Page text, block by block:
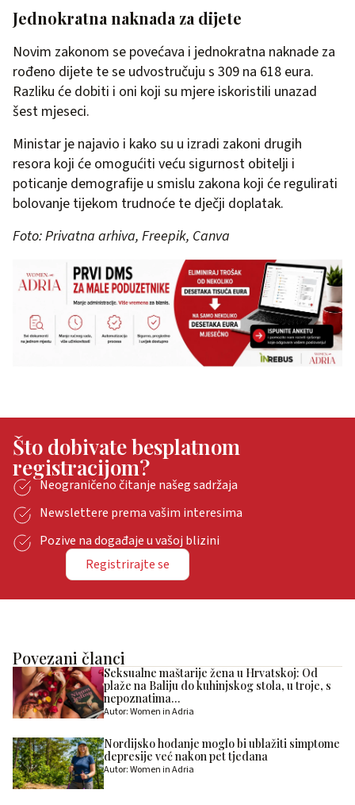
Jednokratna naknada za dijete
Novim zakonom se povećava i jednokratna naknade za
rođeno dijete te se udvostručuju s 309 na 618 eura.
Razliku će dobiti i oni koji su mjere iskoristili unazad
šest mjeseci.
Ministar je najavio i kako su u izradi zakoni drugih
resora koji će omogućiti veću sigurnost obitelji i
poticanje demografije u smislu zakona koji će regulirati
bolovanje tijekom trudnoće te dječji doplatak.
Foto: Privatna arhiva, Freepik, Canva
Što dobivate besplatnom
registracijom?
Neograničeno čitanje našeg sadržaja
Newslettere prema vašim interesima
Pozive na događaje u vašoj blizini
Registrirajte se
Povezani članci
Seksualne maštarije žena u Hrvatskoj: Od
plaže na Baliju do kuhinjskog stola, u troje, s
nepoznatima…
Autor: Women in Adria
Nordijsko hodanje moglo bi ublažiti simptome
depresije već nakon pet tjedana
Autor: Women in Adria